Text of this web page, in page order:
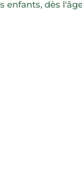
dès